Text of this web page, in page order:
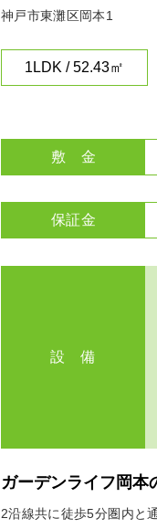
神戸市東灘区岡本1
1LDK / 52.43㎡
敷 金
保証金
設 備
ガーデンライフ岡本
2沿線共に徒歩5分圏内と